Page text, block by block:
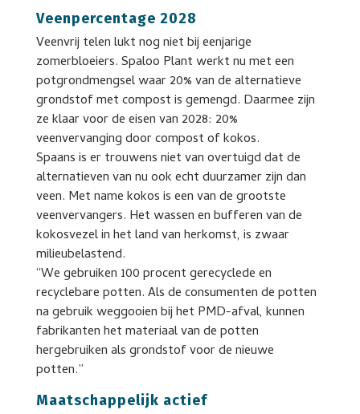
Veenpercentage 2028
Veenvrij telen lukt nog niet bij eenjarige
zomerbloeiers. Spaloo Plant werkt nu met een
potgrondmengsel waar 20% van de alternatieve
grondstof met compost is gemengd. Daarmee zijn
ze klaar voor de eisen van 2028: 20%
veenvervanging door compost of kokos.
Spaans is er trouwens niet van overtuigd dat de
alternatieven van nu ook echt duurzamer zijn dan
veen. Met name kokos is een van de grootste
veenvervangers. Het wassen en bufferen van de
kokosvezel in het land van herkomst, is zwaar
milieubelastend.
“We gebruiken 100 procent gerecyclede en
recyclebare potten. Als de consumenten de potten
na gebruik weggooien bij het PMD-afval, kunnen
fabrikanten het materiaal van de potten
hergebruiken als grondstof voor de nieuwe
potten.”
Maatschappelijk actief